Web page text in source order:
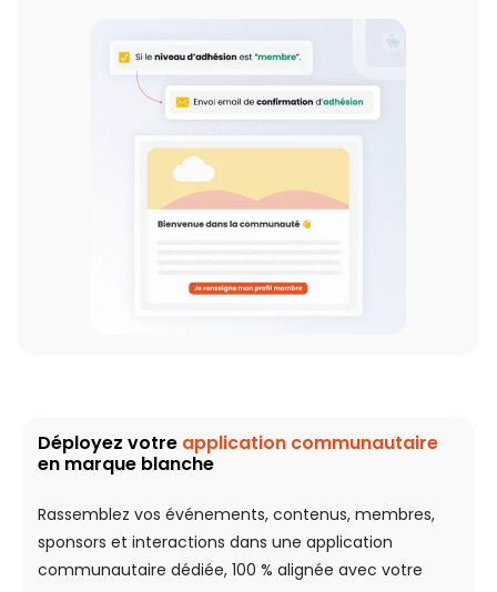
Déployez votre application communautaire
en marque blanche
Rassemblez vos événements, contenus, membres,
sponsors et interactions dans une application
communautaire dédiée, 100 % alignée avec votre